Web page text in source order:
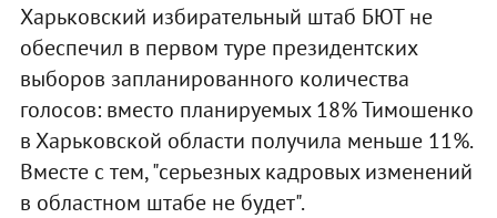
Харьковский избирательный штаб БЮТ не
обеспечил в первом туре президентских
выборов запланированного количества
голосов: вместо планируемых 18% Тимошенко
в Харьковской области получила меньше 11%.
Вместе с тем, "серьезных кадровых изменений
в областном штабе не будет".